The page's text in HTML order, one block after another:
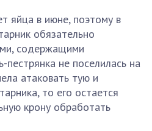
яйца в июне, поэтому в
обязательно
содержащими
не поселилась на
атаковать тую и
то его остается
крону обработать